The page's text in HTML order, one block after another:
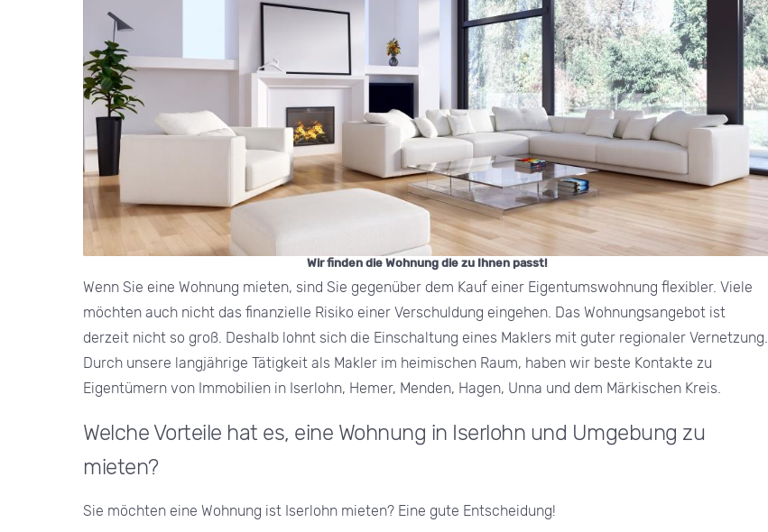
Wir finden die Wohnung die zu Ihnen passt!
Wenn Sie eine Wohnung mieten, sind Sie gegenüber dem Kauf einer Eigentumswohnung flexibler. Viele
möchten auch nicht das finanzielle Risiko einer Verschuldung eingehen. Das Wohnungsangebot ist
derzeit nicht so groß. Deshalb lohnt sich die Einschaltung eines Maklers mit guter regionaler Vernetzung.
Durch unsere langjährige Tätigkeit als Makler im heimischen Raum, haben wir beste Kontakte zu
Eigentümern von Immobilien in Iserlohn, Hemer, Menden, Hagen, Unna und dem Märkischen Kreis.
Welche Vorteile hat es, eine Wohnung in Iserlohn und Umgebung zu
mieten?
Sie möchten eine Wohnung ist Iserlohn mieten? Eine gute Entscheidung!